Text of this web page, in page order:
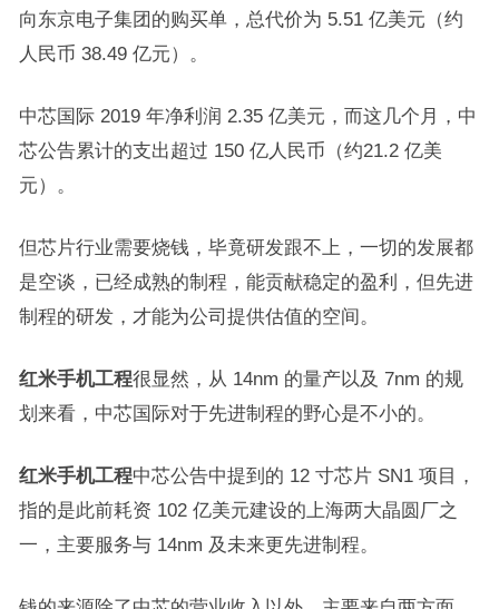
向东京电子集团的购买单，总代价为 5.51 亿美元（约
人民币 38.49 亿元）。
中芯国际 2019 年净利润 2.35 亿美元，而这几个月，中
芯公告累计的支出超过 150 亿人民币（约21.2 亿美
元）。
但芯片行业需要烧钱，毕竟研发跟不上，一切的发展都
是空谈，已经成熟的制程，能贡献稳定的盈利，但先进
制程的研发，才能为公司提供估值的空间。
红米手机工程很显然，从 14nm 的量产以及 7nm 的规
划来看，中芯国际对于先进制程的野心是不小的。
红米手机工程中芯公告中提到的 12 寸芯片 SN1 项目，
指的是此前耗资 102 亿美元建设的上海两大晶圆厂之
一，主要服务与 14nm 及未来更先进制程。